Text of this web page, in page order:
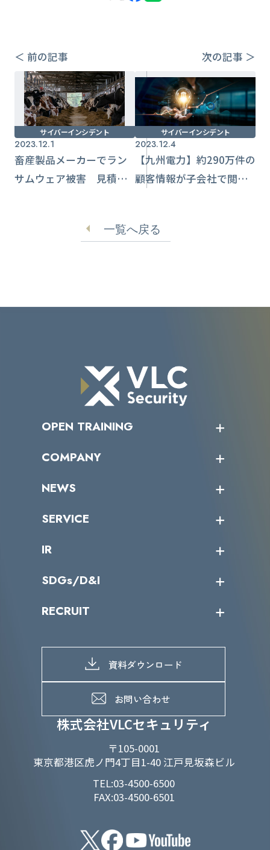
＜ 前の記事 次の記事 ＞
サイバーインシデント
2023.12.1
畜産製品メーカーでラン
サムウェア被害 見積書
サイバーインシデント
2023.12.4
【九州電力】約290万件の
顧客情報が子会社で閲覧
一覧へ戻る
株式会社VLCセキュリティ
〒105-0001
東京都港区虎ノ門4丁目1-40 江戸見坂森ビル
TEL:03-4500-6500
FAX:03-4500-6501
OPEN TRAINING
受講者の声
COMPANY
トップメッセージ
ミッション／ビジョン
パートナー企業一覧
NEWS
サイバーニュース
SERVICE
カテゴリー別サービス一覧
IR
IRカレンダー
IRライブラリー
よくあるご質問
SDGs/D&I
当グループのマテリアリティ
SDGs推進体制
D&Iの取り組み
RECRUIT
募集職種一覧
メッセージ
メンバーインタビュー
資料ダウンロード
お問い合わせ